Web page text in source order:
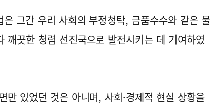
그간 우리 사회의 부정청탁, 금품수수와 같은 불
깨끗한 청렴 선진국으로 발전시키는 데 기여하였
만 있었던 것은 아니며, 사회·경제적 현실 상황을